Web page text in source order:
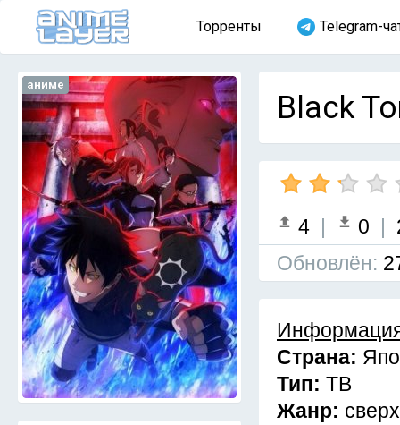
Торренты Telegram-
аниме
Black
4 | 0 |
Обновлён:
Страна:
Тип: ТВ
Жанр: